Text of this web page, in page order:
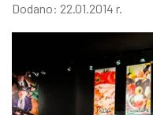
Dodano: 22.01.2014 r.